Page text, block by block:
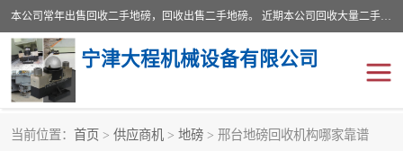
本公司常年出售回收二手地磅，回收出售二手地磅。 近期本公司回收大量二手地磅，型号齐全，宽度从2米到3.5米，长度5米到25米，承重吨位从10到200吨，成色7—9成新。 ? 使用年限6个月至2年，产品来源于个人闲置品，工矿企业停用品，因小换大而来。 精准度和新的一样， 二手地磅是内行人的选择，打个电话就省钱朋友您好等什么
宁津大程机械设备有限公司
当前位置： 首页 > 供应商机 > 地磅 > 邢台地磅回收机构哪家靠谱